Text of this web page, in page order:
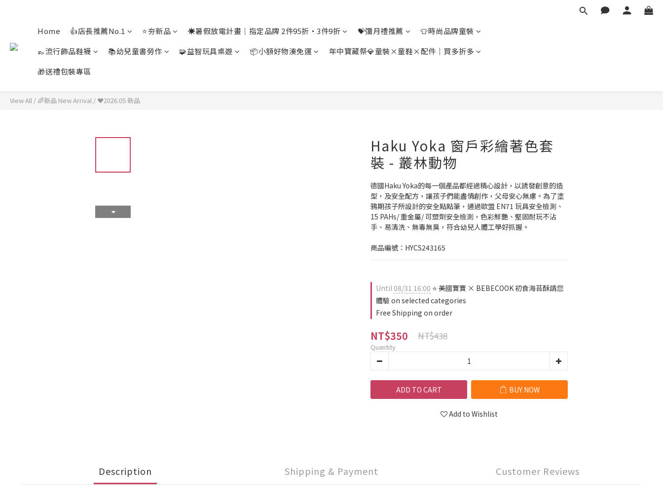
Home 👍店長推薦No.1 ⭐夯新品 ☀️暑假放電計畫｜指定品牌 2件95折・3件9折 💝彌月禮推薦
👕時尚品牌童裝
👞流行飾品鞋襪
📚幼兒童書勞作 🧩益智玩具桌遊 📦小額好物湊免運
年中寶藏祭💎童裝×童鞋×配件｜買多折多
🎁送禮包裝專區
View All / 🌈新品 New Arrival / ❤️2026.05 新品
Haku Yoka 窗戶彩繪著色套
裝 - 叢林動物
德國Haku Yoka的每一個產品都經過精心設計，以誘發創意的造
型，及安全配方，讓孩子們能盡情創作，父母安心無慮。為了塗
鴉期孩子所設計的安全點點筆，通過歐盟 EN71 玩具安全檢測、
15 PAHs/ 重金屬/ 可塑劑安全檢測，色彩鮮艷、堅固耐玩不沾
手、易清洗、無毒無臭，符合幼兒人體工學好抓握。
商品編號：HYCS243165
Until08/31 16:00 ⭐ 美國寶寶 × BEBECOOK 初食海苔酥請您
體驗 on selected categories
Free Shipping on order
NT$350 NT$438
Quantity
ADD TO CART BUY NOW
Add to Wishlist
Description Shipping & Payment Customer Reviews